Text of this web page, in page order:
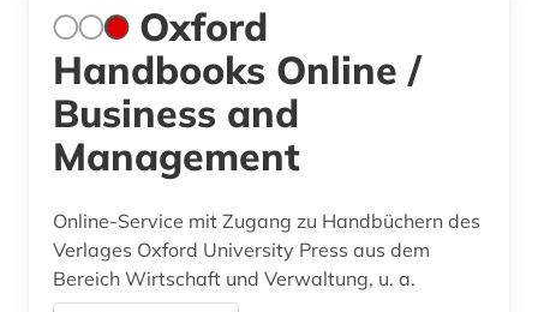
Oxford
Handbooks Online /
Business and
Management
Online-Service mit Zugang zu Handbüchern des
Verlages Oxford University Press aus dem
Bereich Wirtschaft und Verwaltung, u. a.